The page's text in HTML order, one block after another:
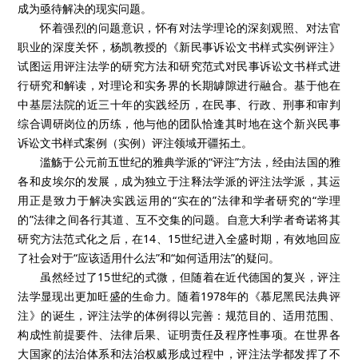
成为亟待解决的现实问题。
怀着强烈的问题意识，怀有对法学理论的深刻观照、对法官
职业的深度关怀，杨凯教授的《新民事诉讼文书样式实例评注》
试图运用评注法学的研究方法和研究范式对民事诉讼文书样式进
行研究和解读，对理论和实务界的长期罅隙进行融合。基于他在
中基层法院的近三十年的实践经历，在民事、行政、刑事和审判
综合调研岗位的历练，他与他的团队恰逢其时地在这个新兴民事
诉讼文书样式案例（实例）评注领域开疆拓土。
滥觞于公元前五世纪的雅典学派的“评注”方法，经由法国的雅
各和皮埃尔的发展，成为独立于注释法学派的评注法学派，其运
用正是致力于解决实践运用的“实在的”法律和学者研究的“学理
的”法律之间各行其道、互不交集的问题。自意大利学者奇诺将其
研究方法范式化之后，在14、15世纪进入全盛时期，有效地回应
了社会对于“应该适用什么法”和“如何适用法”的疑问。
虽然经过了15世纪的式微，但随着在近代德国的复兴，评注
法学显现出更加旺盛的生命力。随着1978年的《慕尼黑民法典评
注》的诞生，评注法学的体例得以完善：规范目的、适用范围、
构成性前提要件、法律后果、证明责任及程序性事项。在世界各
大国家的法治体系和法治权威形成过程中，评注法学都发挥了不